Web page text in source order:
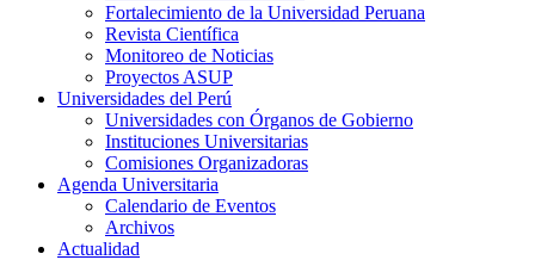
Fortalecimiento de la Universidad Peruana
Revista Científica
Monitoreo de Noticias
Proyectos ASUP
Universidades del Perú
Universidades con Órganos de Gobierno
Instituciones Universitarias
Comisiones Organizadoras
Agenda Universitaria
Calendario de Eventos
Archivos
Actualidad